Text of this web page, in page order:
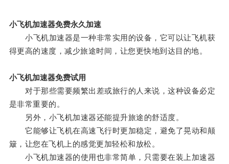
小飞机加速器免费永久加速
小飞机加速器是一种非常实用的设备，它可以让飞机获
得更高的速度，减少旅途时间，让您更快地到达目的地。
小飞机加速器免费试用
对于那些需要频繁出差或旅行的人来说，这种设备必定
是非常重要的。
另外，小飞机加速器还能提升旅途的舒适度。
它能够让飞机在高速飞行时更加稳定，避免了晃动和颠
簸，让您在飞机上的感觉更加轻松和放松。
小飞机加速器的使用也非常简单，只需要在装上加速器